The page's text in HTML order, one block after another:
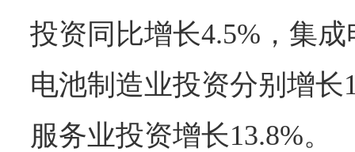
投资同比增长4.5%，集
电池制造业投资分别增长
服务业投资增长13.8%。